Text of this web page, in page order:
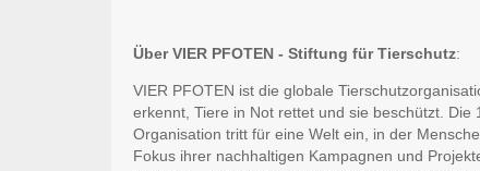
Über VIER PFOTEN - Stiftung für Tierschutz:
VIER PFOTEN ist die globale
erkennt, Tiere in Not rettet und sie beschützt.
Organisation tritt für eine Welt ein, in der
Fokus ihrer nachhaltigen Kampagnen und